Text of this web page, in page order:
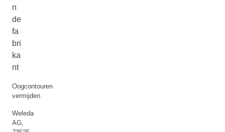
n
de
fa
bri
ka
nt
Oogcontouren
vermijden.
Weleda
AG,